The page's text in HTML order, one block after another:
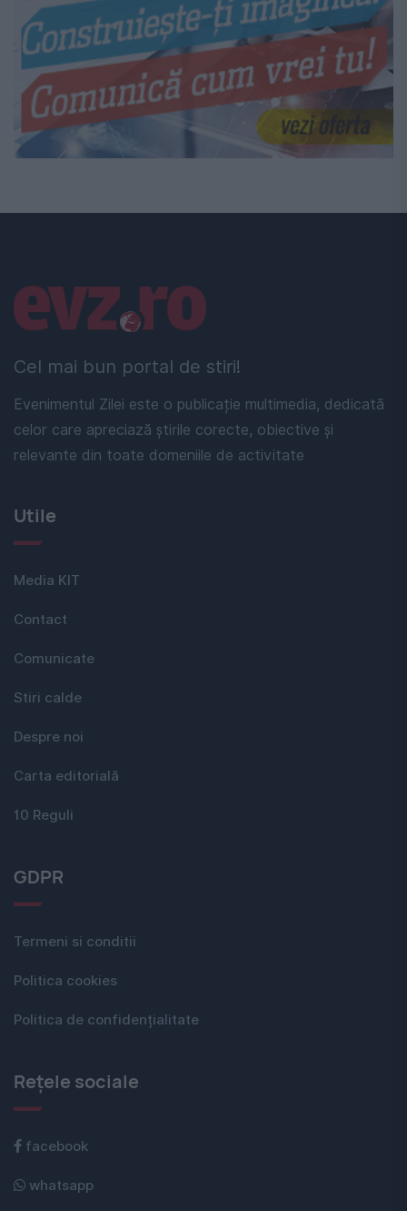
Cel mai bun portal de stiri!
Evenimentul Zilei este o publicație multimedia, dedicată
celor care apreciază știrile corecte, obiective și
relevante din toate domeniile de activitate
Linkuri utile
Utile
Media KIT
Contact
Comunicate
Stiri calde
Despre noi
Carta editorială
10 Reguli
GDPR
Termeni si conditii
Politica cookies
Politica de confidențialitate
Rețele sociale
facebook
whatsapp